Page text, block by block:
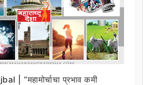
| “महामोर्चाचा प्रभाव कमी